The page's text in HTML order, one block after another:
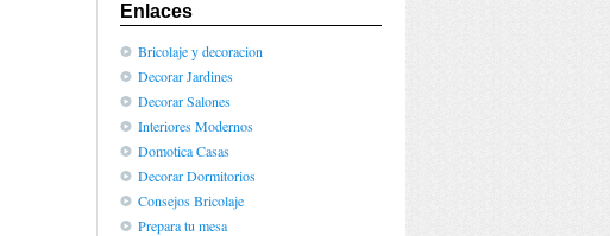
Enlaces
Bricolaje y decoracion
Decorar Jardines
Decorar Salones
Interiores Modernos
Domotica Casas
Decorar Dormitorios
Consejos Bricolaje
Prepara tu mesa